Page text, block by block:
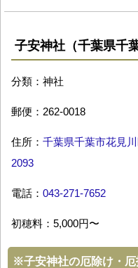
子安神社（千葉県千葉
分類：神社
郵便：262-0018
住所： 千葉県千葉市花見
2093
電話： 043-271-7652
初穂料：5,000円〜
※子安神社の厄除け・